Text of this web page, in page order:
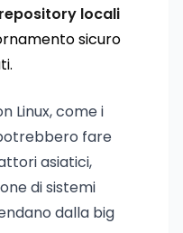
locali
sicuro
Linux, come i
fare
asiatici,
di sistemi
dalla big